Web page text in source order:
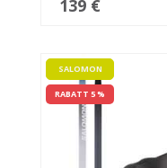
139 €
SALOMON
RABATT 5 %